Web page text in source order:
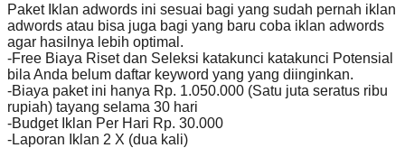
Paket Iklan adwords ini sesuai bagi yang sudah pernah iklan
adwords atau bisa juga bagi yang baru coba iklan adwords
agar hasilnya lebih optimal.
-Free Biaya Riset dan Seleksi katakunci katakunci Potensial
bila Anda belum daftar keyword yang yang diinginkan.
-Biaya paket ini hanya Rp. 1.050.000 (Satu juta seratus ribu
rupiah) tayang selama 30 hari
-Budget Iklan Per Hari Rp. 30.000
-Laporan Iklan 2 X (dua kali)